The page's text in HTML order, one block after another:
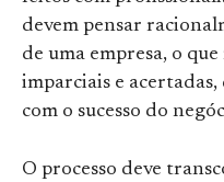
devem pensar
de uma empresa, o
imparciais e
com o sucesso do
O processo deve